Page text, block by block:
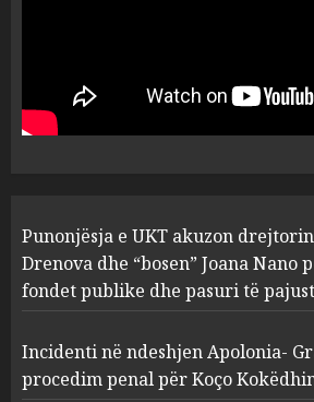
1
“bosen”
abuzim me
pasuri të
2
Apolonia-
procedim
Kokëdhimën
MARCH 27, 2025
FOTO/
Punonjësja e UKT akuzon
Drenova dhe “bosen” Joana Nano
fondet publike dhe pasuri të
Incidenti në ndeshjen Apolonia-
procedim penal për Koço